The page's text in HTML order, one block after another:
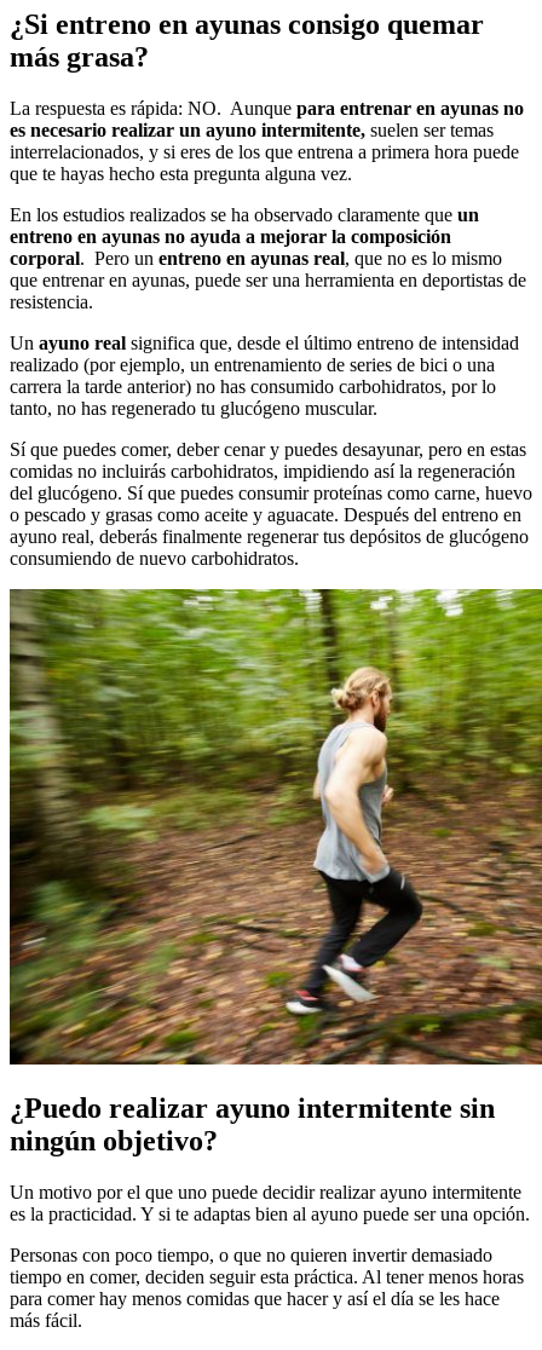
¿Si entreno en ayunas consigo quemar
más grasa?
La respuesta es rápida: NO. Aunque para entrenar en ayunas no
es necesario realizar un ayuno intermitente, suelen ser temas
interrelacionados, y si eres de los que entrena a primera hora puede
que te hayas hecho esta pregunta alguna vez.
En los estudios realizados se ha observado claramente que un
entreno en ayunas no ayuda a mejorar la composición
corporal. Pero un entreno en ayunas real, que no es lo mismo
que entrenar en ayunas, puede ser una herramienta en deportistas de
resistencia.
Un ayuno real significa que, desde el último entreno de intensidad
realizado (por ejemplo, un entrenamiento de series de bici o una
carrera la tarde anterior) no has consumido carbohidratos, por lo
tanto, no has regenerado tu glucógeno muscular.
Sí que puedes comer, deber cenar y puedes desayunar, pero en estas
comidas no incluirás carbohidratos, impidiendo así la regeneración
del glucógeno. Sí que puedes consumir proteínas como carne, huevo
o pescado y grasas como aceite y aguacate. Después del entreno en
ayuno real, deberás finalmente regenerar tus depósitos de glucógeno
consumiendo de nuevo carbohidratos.
¿Puedo realizar ayuno intermitente sin
ningún objetivo?
Un motivo por el que uno puede decidir realizar ayuno intermitente
es la practicidad. Y si te adaptas bien al ayuno puede ser una opción.
Personas con poco tiempo, o que no quieren invertir demasiado
tiempo en comer, deciden seguir esta práctica. Al tener menos horas
para comer hay menos comidas que hacer y así el día se les hace
más fácil.